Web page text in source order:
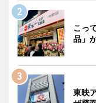
こっ
品」
東映